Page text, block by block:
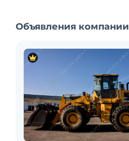
Объявления компании